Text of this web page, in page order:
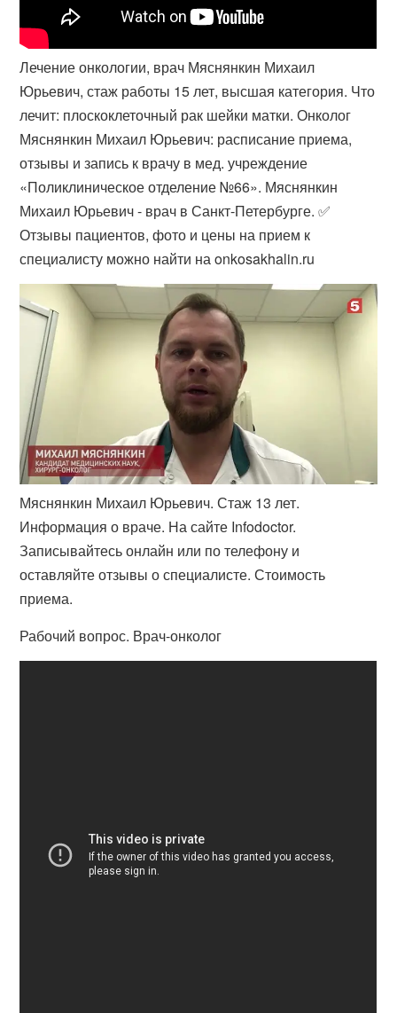
Лечение онкологии, врач Мяснянкин Михаил
Юрьевич, стаж работы 15 лет, высшая категория. Что
лечит: плоскоклеточный рак шейки матки. Онколог
Мяснянкин Михаил Юрьевич: расписание приема,
отзывы и запись к врачу в мед. учреждение
«Поликлиническое отделение №66». Мяснянкин
Михаил Юрьевич - врач в Санкт-Петербурге. ✅
Отзывы пациентов, фото и цены на прием к
специалисту можно найти на onkosakhalin.ru
Мяснянкин Михаил Юрьевич. Стаж 13 лет.
Информация о враче. На сайте Infodoctor.
Записывайтесь онлайн или по телефону и
оставляйте отзывы о специалисте. Стоимость
приема.
Рабочий вопрос. Врач-онколог